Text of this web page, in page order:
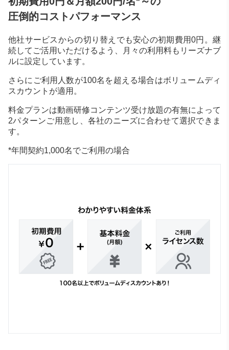
圧倒的コストパフォーマンス
他社サービスからの切り替えでも安心の初期費用0円。継
続してご活用いただけるよう、月々の利用料もリーズナブ
ルに設定しています。
さらにご利用人数が100名を超える場合はボリュームディ
スカウントが適用。
料金プランは動画研修コンテンツ受け放題の有無によって
2パターンご用意し、各社のニーズに合わせて選択できま
す。
*年間契約1,000名でご利用の場合